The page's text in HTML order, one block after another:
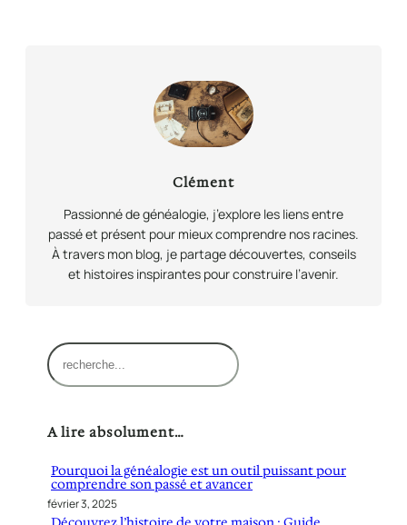
Clément
Passionné de généalogie, j’explore les liens entre
passé et présent pour mieux comprendre nos racines.
À travers mon blog, je partage découvertes, conseils
et histoires inspirantes pour construire l’avenir.
R
e
e
c
h
e
A lire absolument…
Pourquoi la généalogie est un outil puissant pour
comprendre son passé et avancer
février 3, 2025